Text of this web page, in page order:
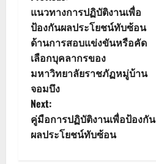
o
s
t
n
a
แนวทางการปฏิบัติงานเพื่อ
ป้องกันผลประโยชน์ทับซ้อน
ด้านการสอบแข่งขันหรือคัด
เลือกบุคลากรของ
มหาวิทยาลัยราชภัฏหมู่บ้าน
จอมบึง
Next:
คู่มือการปฏิบัติงานเพื่อป้องกัน
ผลประโยชน์ทับซ้อน